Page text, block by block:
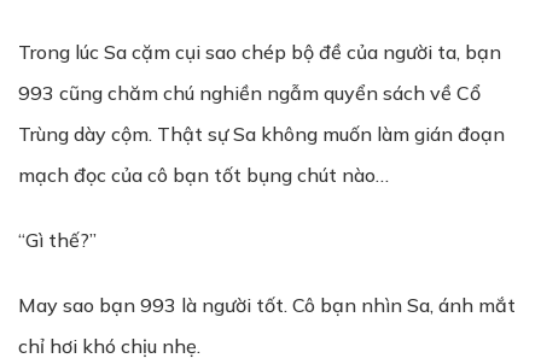
Trong lúc Sa cặm cụi sao chép bộ đề của người ta, bạn
993 cũng chăm chú nghiền ngẫm quyển sách về Cổ
Trùng dày cộm. Thật sự Sa không muốn làm gián đoạn
mạch đọc của cô bạn tốt bụng chút nào…
“Gì thế?”
May sao bạn 993 là người tốt. Cô bạn nhìn Sa, ánh mắt
chỉ hơi khó chịu nhẹ.